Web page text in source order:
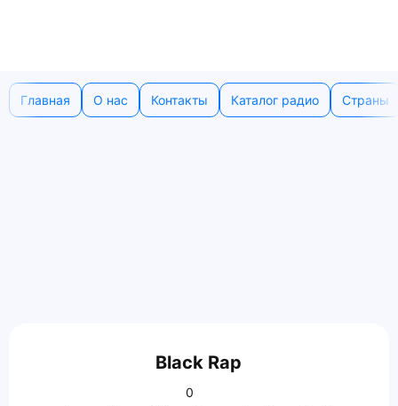
Главная О нас Контакты Каталог радио Страны
Black Rap
0